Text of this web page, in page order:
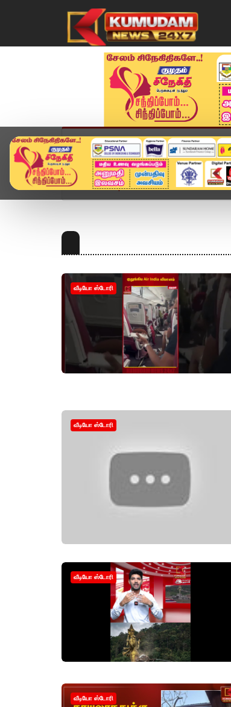
முகப்பு விளையாட்டு அண்மை
Home Topics
வீடியோ ஸ்டோரி
வீடியோ ஸ்டோரி
வீடியோ ஸ்டோரி
வீடியோ ஸ்டோரி